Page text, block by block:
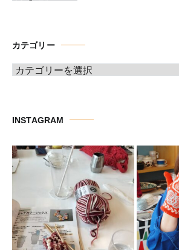
ブ
カテゴリー
カ
ー
INSTAGRAM